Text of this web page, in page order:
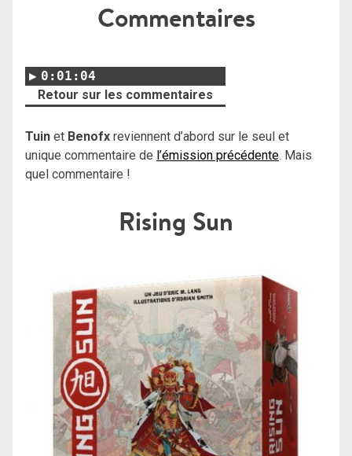
Commentaires
0:01:04
Retour sur les commentaires
Tuin et Benofx reviennent d’abord sur le seul et
unique commentaire de l’émission précédente. Mais
quel commentaire !
Rising Sun